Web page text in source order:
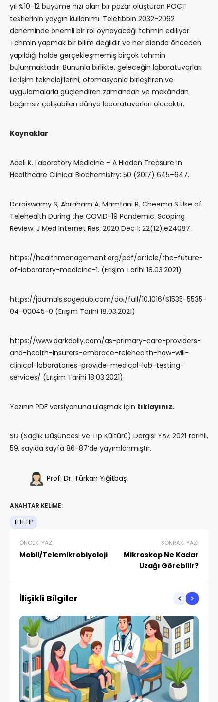
yıl %10-12 büyüme hızı olan bir pazar oluşturan POCT
testlerinin yaygın kullanımı. Teletıbbın 2032-2062
döneminde önemli bir rol oynayacağı tahmin ediliyor.
Tahmin yapmak bir bilim değildir ve her alanda önceden
yapıldığı halde gerçekleşmemiş birçok tahmin
bulunmaktadır. Bununla birlikte, geleceğin laboratuvarları
iletişim teknolojilerini, otomasyonla birleştiren ve
uygulamalarla güçlendiren zamandan ve mekândan
bağımsız çalışabilen dünya laboratuvarları olacaktır.
Kaynaklar
Adeli K. Laboratory Medicine – A Hidden Treasure in
Healthcare Clinical Biochemistry: 50 (2017) 645–647.
Doraiswamy S, Abraham A, Mamtani R, Cheema S Use of
Telehealth During the COVID-19 Pandemic: Scoping
Review. J Med Internet Res. 2020 Dec 1; 22(12):e24087.
https://healthmanagement.org/pdf/article/the-future-
of-laboratory-medicine-1. (Erişim Tarihi 18.03.2021)
https://journals.sagepub.com/doi/full/10.1016/S1535-5535-
04-00045-0 (Erişim Tarihi 18.03.2021)
https://www.darkdaily.com/as-primary-care-providers-
and-health-insurers-embrace-telehealth-how-will-
clinical-laboratories-provide-medical-lab-testing-
services/ (Erişim Tarihi 18.03.2021)
Yazının PDF versiyonuna ulaşmak için tıklayınız.
SD (Sağlık Düşüncesi ve Tıp Kültürü) Dergisi YAZ 2021 tarihli,
59. sayıda sayfa 86-87’de yayımlanmıştır.
Prof. Dr. Türkan Yiğitbaşı
ANAHTAR KELIME:
TELETIP
ÖNCEKI YAZI
Mobil/Telemikrobiyoloji
SONRAKI YAZI
Mikroskop Ne Kadar
Uzağı Görebilir?
İlişikli Bilgiler